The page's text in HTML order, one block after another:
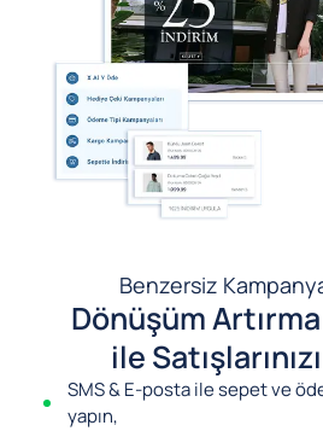
Benzersiz
Dönüşüm
ile
SMS & E-posta ile sepet ve
yapın,